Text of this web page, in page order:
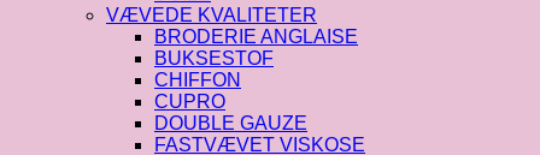
VÆVEDE KVALITETER
BRODERIE ANGLAISE
BUKSESTOF
CHIFFON
CUPRO
DOUBLE GAUZE
FASTVÆVET VISKOSE